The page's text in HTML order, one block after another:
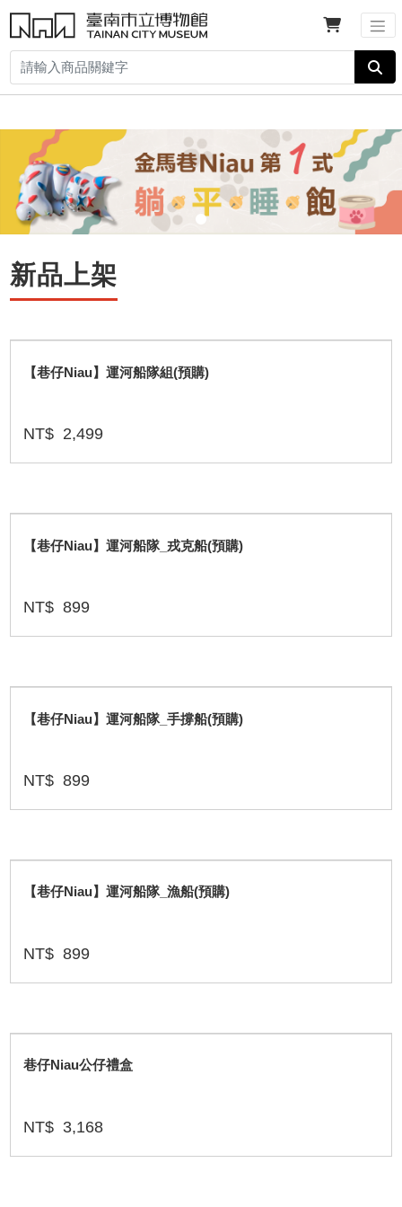
新品上架
【巷仔Niau】運河船隊組(預購)
NT$ 2,499
【巷仔Niau】運河船隊_戎克船(預購)
NT$ 899
【巷仔Niau】運河船隊_手撐船(預購)
NT$ 899
【巷仔Niau】運河船隊_漁船(預購)
NT$ 899
巷仔Niau公仔禮盒
NT$ 3,168